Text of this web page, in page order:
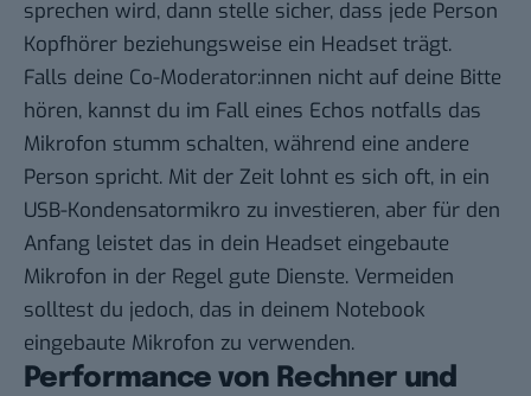
sprechen wird, dann stelle sicher, dass jede Person
Kopfhörer beziehungsweise ein Headset trägt.
Falls deine Co-Moderator:innen nicht auf deine Bitte
hören, kannst du im Fall eines Echos notfalls das
Mikrofon stumm schalten, während eine andere
Person spricht. Mit der Zeit lohnt es sich oft, in ein
USB-Kondensatormikro zu investieren, aber für den
Anfang leistet das in dein Headset eingebaute
Mikrofon in der Regel gute Dienste. Vermeiden
solltest du jedoch, das in deinem Notebook
eingebaute Mikrofon zu verwenden.
Performance von Rechner und